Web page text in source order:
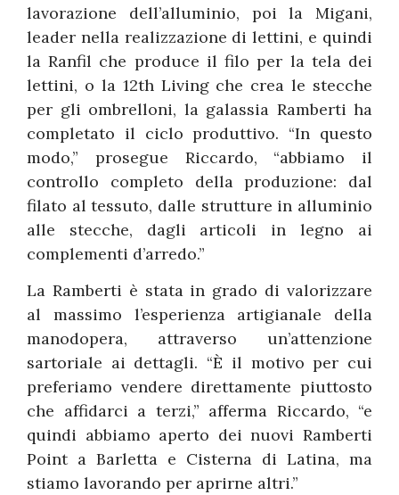
lavorazione dell’alluminio, poi la Migani,
leader nella realizzazione di lettini, e quindi
la Ranfil che produce il filo per la tela dei
lettini, o la 12th Living che crea le stecche
per gli ombrelloni, la galassia Ramberti ha
completato il ciclo produttivo. “In questo
modo,” prosegue Riccardo, “abbiamo il
controllo completo della produzione: dal
filato al tessuto, dalle strutture in alluminio
alle stecche, dagli articoli in legno ai
complementi d’arredo.”
La Ramberti è stata in grado di valorizzare
al massimo l’esperienza artigianale della
manodopera, attraverso un’attenzione
sartoriale ai dettagli. “È il motivo per cui
preferiamo vendere direttamente piuttosto
che affidarci a terzi,” afferma Riccardo, “e
quindi abbiamo aperto dei nuovi Ramberti
Point a Barletta e Cisterna di Latina, ma
stiamo lavorando per aprirne altri.”